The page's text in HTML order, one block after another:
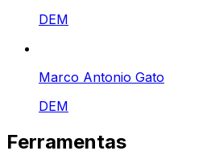
DEM
Marco Antonio Gato
DEM
Ferramentas